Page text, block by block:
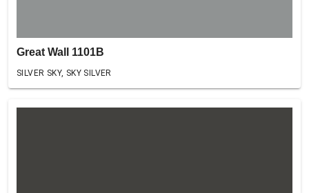
Great Wall 1101B
SILVER SKY, SKY SILVER